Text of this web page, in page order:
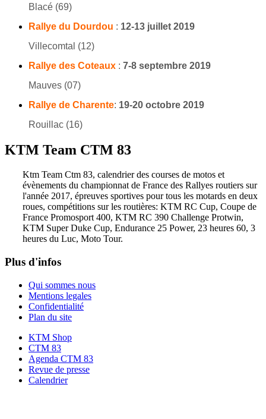
Blacé (69)
Rallye du Dourdou : 12-13 juillet 2019
Villecomtal (12)
Rallye des Coteaux : 7-8 septembre 2019
Mauves (07)
Rallye de Charente: 19-20 octobre 2019
Rouillac (16)
KTM Team CTM 83
Ktm Team Ctm 83, calendrier des courses de motos et
évènements du championnat de France des Rallyes routiers sur
l'année 2017, épreuves sportives pour tous les motards en deux
roues, compétitions sur les routières: KTM RC Cup, Coupe de
France Promosport 400, KTM RC 390 Challenge Protwin,
KTM Super Duke Cup, Endurance 25 Power, 23 heures 60, 3
heures du Luc, Moto Tour.
Plus d'infos
Qui sommes nous
Mentions legales
Confidentialité
Plan du site
KTM Shop
CTM 83
Agenda CTM 83
Revue de presse
Calendrier